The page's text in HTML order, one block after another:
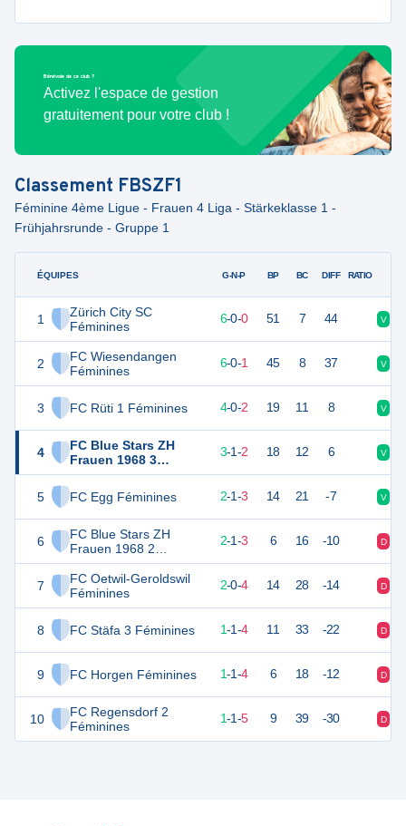
Bénévole de ce club ?
Activez l'espace de gestion
gratuitement pour votre club !
Classement FBSZF1
Féminine 4ème Ligue - Frauen 4 Liga - Stärkeklasse 1 -
Frühjahrsrunde - Gruppe 1
ÉQUIPES
1
Zürich City SC
Féminines
2
FC Wiesendangen
Féminines
3 FC Rüti 1 Féminines
4
FC Blue Stars ZH
Frauen 1968 3
Féminines
5
FC Egg Féminines
6
FC Blue Stars ZH
Frauen 1968 2
Féminines
7
FC Oetwil-Geroldswil
Féminines
8 FC Stäfa 3 Féminines
9 FC Horgen Féminines
10
FC Regensdorf 2
Féminines
G-N-P BP BC DIFF RATIO
6-0-0 51 7 44 V
18 6-0-1 45 8 37 V
12 4-0-2 19 11 8 V
10 3-1-2 18 12 6 V
7 2-1-3 14 21 -7 V
7 2-1-3 6 16 -10 D
6 2-0-4 14 28 -14 D
4 6 1-1-4 11 33 -22 D
4 6 1-1-4 6 18 -12 D
4 1-1-5 9 39 -30 D